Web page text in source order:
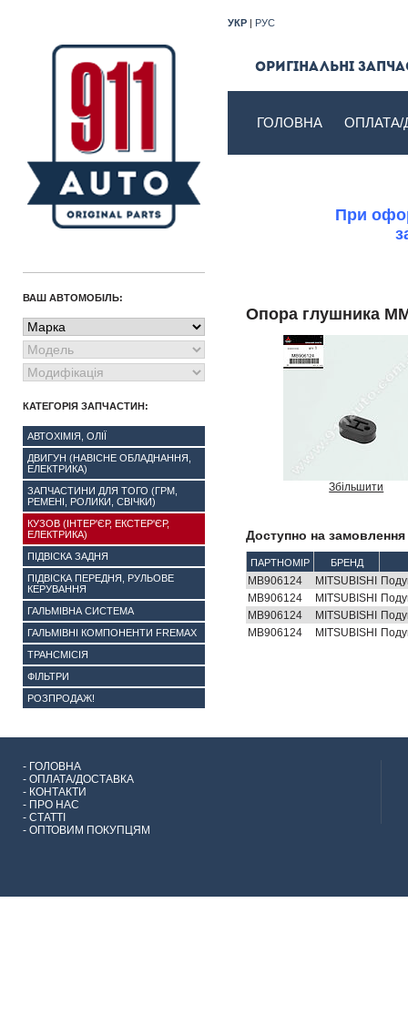
УКР | РУС
Оригінальні
ГОЛОВНА ОПЛАТА/
При
Опора глушника
Збільшити
Доступно на
ПАРТНОМІР БРЕНД
MB906124 MITSUBISHI
MB906124
MITSUBISHI
MB906124
MITSUBISHI
MB906124
MITSUBISHI
ВАШ АВТОМОБІЛЬ:
КАТЕГОРІЯ ЗАПЧАСТИН:
АВТОХІМІЯ, ОЛІЇ
ДВИГУН (НАВІСНЕ ОБЛАДНАННЯ,
ЕЛЕКТРИКА)
ЗАПЧАСТИНИ ДЛЯ ТОГО (ГРМ,
РЕМЕНІ, РОЛИКИ, СВІЧКИ)
КУЗОВ (ІНТЕР'ЄР, ЕКСТЕР'ЄР,
ЕЛЕКТРИКА)
ПІДВІСКА ЗАДНЯ
ПІДВІСКА ПЕРЕДНЯ, РУЛЬОВЕ
КЕРУВАННЯ
ГАЛЬМІВНА СИСТЕМА
ГАЛЬМІВНІ КОМПОНЕНТИ FREMAX
ТРАНСМІСІЯ
ФІЛЬТРИ
РОЗПРОДАЖ!
- ГОЛОВНА
- ОПЛАТА/ДОСТАВКА
- КОНТАКТИ
- ПРО НАС
- СТАТТІ
- ОПТОВИМ ПОКУПЦЯМ